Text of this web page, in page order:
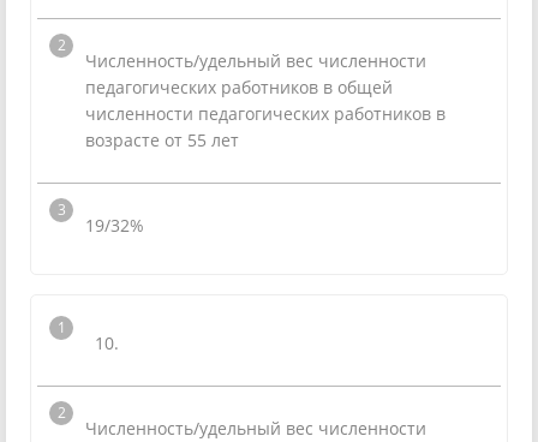
Численность/удельный вес численности
педагогических работников в общей
численности педагогических работников в
возрасте от 55 лет
19/32%
10.
Численность/удельный вес численности